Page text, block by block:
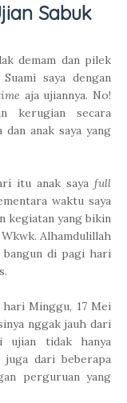
Sabuk
demam dan pilek
saya dengan
aja ujiannya. No!
kerugian secara
dan anak saya yang
itu anak sayafull
waktu saya
kegiatan yang bikin
Alhamdulillah
di pagi hari
hari Minggu, 17 Mei
nggak jauh dari
ujian tidak hanya
dari beberapa
perguruan yang